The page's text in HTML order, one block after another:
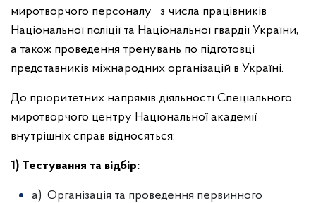
миротворчого персоналу з числа працівників
Національної поліції та Національної гвардії України,
а також проведення тренувань по підготовці
представників міжнародних організацій в Україні.
До пріоритетних напрямів діяльності Спеціального
миротворчого центру Національної академії
внутрішніх справ відносяться:
1) Тестування та відбір:
а) Організація та проведення первинного